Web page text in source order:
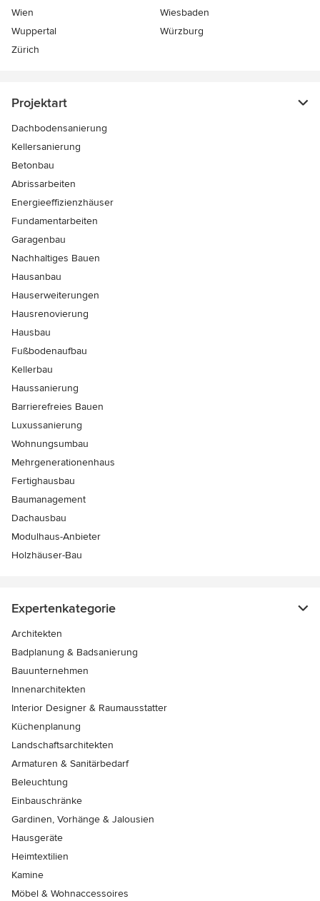
Wien
Wiesbaden
Wuppertal
Würzburg
Zürich
Projektart
Dachbodensanierung
Kellersanierung
Betonbau
Abrissarbeiten
Energieeffizienzhäuser
Fundamentarbeiten
Garagenbau
Nachhaltiges Bauen
Hausanbau
Hauserweiterungen
Hausrenovierung
Hausbau
Fußbodenaufbau
Kellerbau
Haussanierung
Barrierefreies Bauen
Luxussanierung
Wohnungsumbau
Mehrgenerationenhaus
Fertighausbau
Baumanagement
Dachausbau
Modulhaus-Anbieter
Holzhäuser-Bau
Expertenkategorie
Architekten
Badplanung & Badsanierung
Bauunternehmen
Innenarchitekten
Interior Designer & Raumausstatter
Küchenplanung
Landschaftsarchitekten
Armaturen & Sanitärbedarf
Beleuchtung
Einbauschränke
Gardinen, Vorhänge & Jalousien
Hausgeräte
Heimtextilien
Kamine
Möbel & Wohnaccessoires